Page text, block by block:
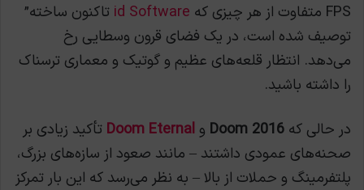
FPS متفاوت از هر چیزی که
id Software تاکنون ساخته”
توصیف شده است، در یک فضای قرون وسطایی رخ
می‌دهد. انتظار قلعه‌های عظیم و گوتیک و معماری ترسناک
را داشته باشید.
در حالی که Doom 2016 و Doom Eternal تأکید زیادی بر
صحنه‌های عمودی داشتند – مانند صعود از سازه‌های بزرگ،
پلتفرمینگ و حملات از بالا – به نظر می‌رسد که این بار تمرکز